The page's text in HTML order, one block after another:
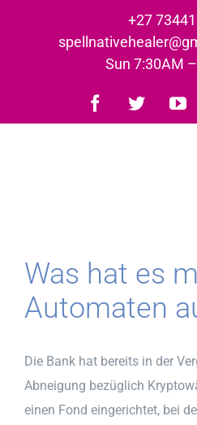
+27
Sun 7:30AM
Facebook
Twitter
Was hat es
Automaten
Die Bank hat bereits in der
Abneigung bezüglich
einen Fond eingerichtet, bei